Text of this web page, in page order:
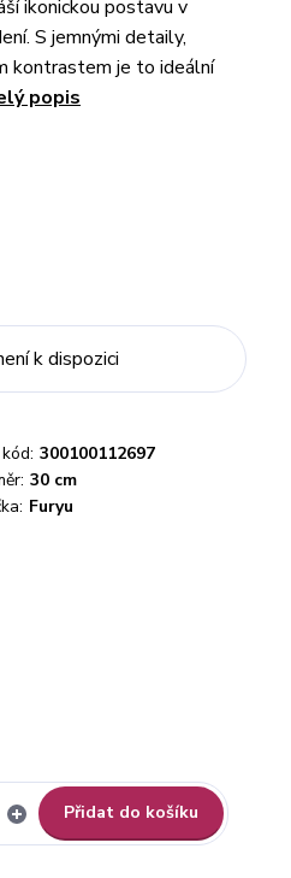
ikonickou postavu v
S jemnými detaily,
kontrastem je to ideální
popis
k dispozici
300100112697
30 cm
Furyu
Přidat do košíku